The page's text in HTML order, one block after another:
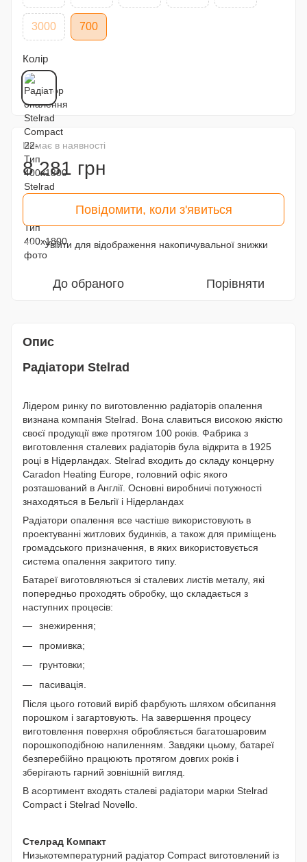
3000 700
Колір
Немає в наявності
8 281 грн
Повідомити, коли з'явиться
% Увійти для відображення накопичувальної знижки
До обраного Порівняти
Опис
Радіатори Stelrad
Лідером ринку по виготовленню радіаторів опалення
визнана компанія Stelrad. Вона славиться високою якістю
своєї продукції вже протягом 100 років. Фабрика з
виготовлення сталевих радіаторів була відкрита в 1925
році в Нідерландах. Stelrad входить до складу концерну
Caradon Heating Europe, головний офіс якого
розташований в Англії. Основні виробничі потужності
знаходяться в Бельгії і Нідерландах
Радіатори опалення все частіше використовують в
проектуванні житлових будинків, а також для приміщень
громадського призначення, в яких використовується
система опалення закритого типу.
Батареї виготовляються зі сталевих листів металу, які
попередньо проходять обробку, що складається з
наступних процесів:
знежирення;
промивка;
грунтовки;
пасивація.
Після цього готовий виріб фарбують шляхом обсипання
порошком і загартовують. На завершення процесу
виготовлення поверхня обробляється багатошаровим
порошкоподібною напиленням. Завдяки цьому, батареї
безперебійно працюють протягом довгих років і
зберігають гарний зовнішній вигляд.
В асортимент входять сталеві радіатори марки Stelrad
Compact і Stelrad Novello.
Стелрад Компакт
Низькотемпературний радіатор Compact виготовлений із